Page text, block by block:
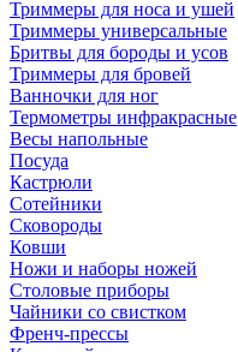
Триммеры для носа и ушей
Триммеры универсальные
Бритвы для бороды и усов
Триммеры для бровей
Ванночки для ног
Термометры инфракрасные
Весы напольные
Посуда
Кастрюли
Сотейники
Сковороды
Ковши
Ножи и наборы ножей
Столовые приборы
Чайники со свистком
Френч-прессы